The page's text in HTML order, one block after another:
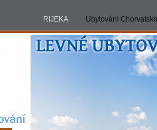
RIJEKA Ubytování Chorvatsko